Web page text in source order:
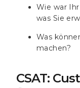
Wie war
was Sie
Was
machen?
CSAT: